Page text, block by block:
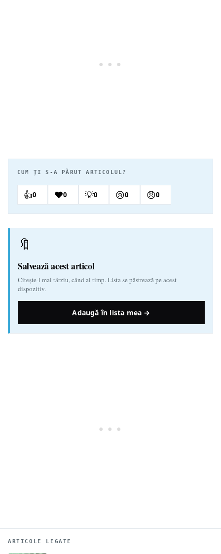
CUM ȚI S-A PĂRUT ARTICOLUL?
👍0 ❤️0 💡0 😢0 😠0
🔖
Salvează acest articol
Citește-l mai târziu, când ai timp. Lista se păstrează pe acest
dispozitiv.
Adaugă în lista mea →
ARTICOLE LEGATE